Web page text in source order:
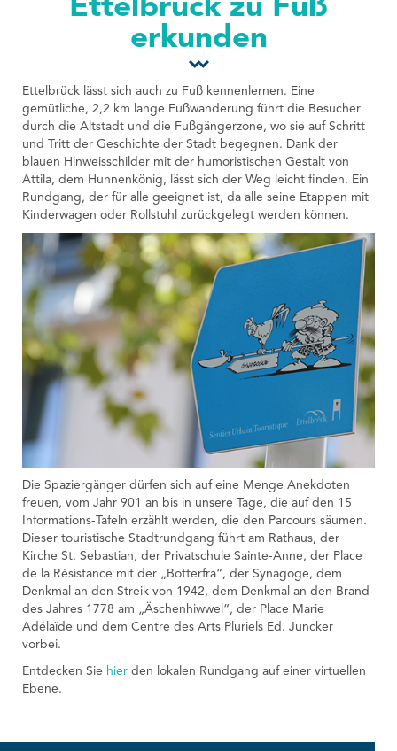
Ettelbrück zu Fuß
erkunden
Ettelbrück lässt sich auch zu Fuß kennenlernen. Eine
gemütliche, 2,2 km lange Fußwanderung führt die Besucher
durch die Altstadt und die Fußgängerzone, wo sie auf Schritt
und Tritt der Geschichte der Stadt begegnen. Dank der
blauen Hinweisschilder mit der humoristischen Gestalt von
Attila, dem Hunnenkönig, lässt sich der Weg leicht finden. Ein
Rundgang, der für alle geeignet ist, da alle seine Etappen mit
Kinderwagen oder Rollstuhl zurückgelegt werden können.
Die Spaziergänger dürfen sich auf eine Menge Anekdoten
freuen, vom Jahr 901 an bis in unsere Tage, die auf den 15
Informations-Tafeln erzählt werden, die den Parcours säumen.
Dieser touristische Stadtrundgang führt am Rathaus, der
Kirche St. Sebastian, der Privatschule Sainte-Anne, der Place
de la Résistance mit der „Botterfra“, der Synagoge, dem
Denkmal an den Streik von 1942, dem Denkmal an den Brand
des Jahres 1778 am „Äschenhiwwel“, der Place Marie
Adélaïde und dem Centre des Arts Pluriels Ed. Juncker
vorbei.
Entdecken Sie hier den lokalen Rundgang auf einer virtuellen
Ebene.